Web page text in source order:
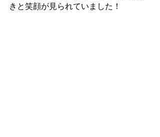
きと笑顔が見られていました！